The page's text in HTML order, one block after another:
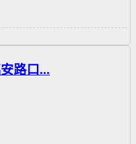
路口...